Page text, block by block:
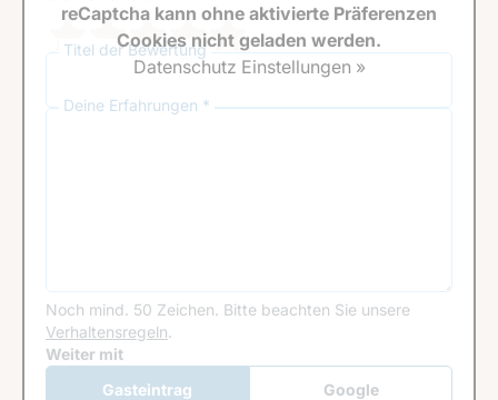
Titel der Bewertung
Deine Erfahrungen *
Noch mind. 50 Zeichen. Bitte beachten Sie unsere
Verhaltensregeln.
Google Recaptcha
Weiter mit
Gasteintrag
Google
reCaptcha kann ohne aktivierte Präferenzen
Cookies nicht geladen werden.
Datenschutz Einstellungen »